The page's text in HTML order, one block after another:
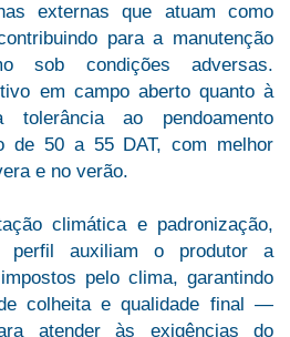
externas que atuam como
para a manutenção
sob condições adversas.
em campo aberto quanto à
tolerância ao pendoamento
de 50 a 55 DAT, com melhor
e no verão.
climática e padronização,
perfil auxiliam o produtor a
pelo clima, garantindo
colheita e qualidade final —
atender às exigências do